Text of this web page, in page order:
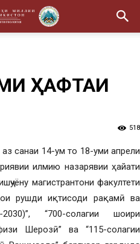
ҲАФТАИ
518
санаи 14-ум то 18-уми апрели
илмию назарявии ҳайати
магистрантони факултети
рушди иқтисоди рақамӣ ва
“700-солагии шоири
Шерозӣ” ва “115-солагии